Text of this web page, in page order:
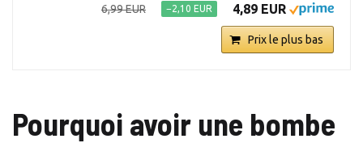
6,99 EUR −2,10 EUR 4,89 EUR
Prix le plus bas
Pourquoi avoir une bombe